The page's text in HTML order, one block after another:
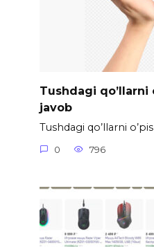
Tushdagi qo’llarni
javob
Tushdagi qo’llarni
0 796